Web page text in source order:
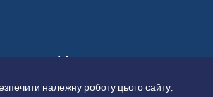
Сертифікати
належну роботу цього сайту,